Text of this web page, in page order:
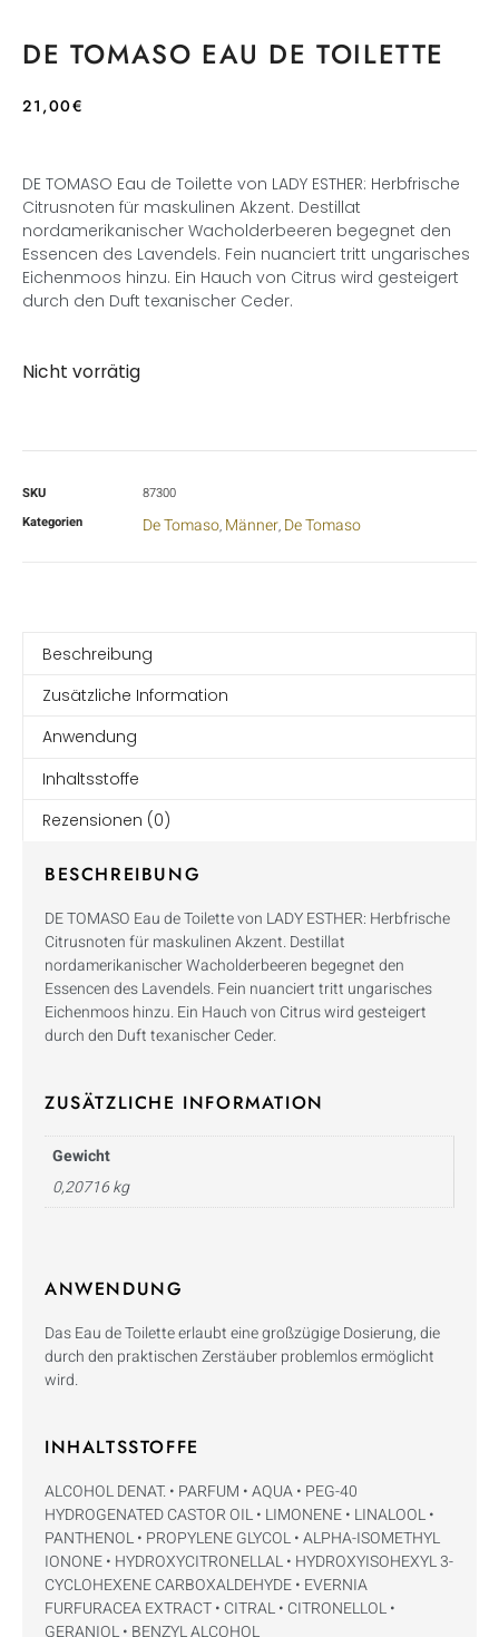
DE TOMASO EAU DE TOILETTE
21,00€
DE TOMASO Eau de Toilette von LADY ESTHER: Herbfrische
Citrusnoten für maskulinen Akzent. Destillat
nordamerikanischer Wacholderbeeren begegnet den
Essencen des Lavendels. Fein nuanciert tritt ungarisches
Eichenmoos hinzu. Ein Hauch von Citrus wird gesteigert
durch den Duft texanischer Ceder.
Nicht vorrätig
SKU
87300
Kategorien
De Tomaso, Männer, De Tomaso
Beschreibung
Zusätzliche Information
Anwendung
Inhaltsstoffe
Rezensionen (0)
BESCHREIBUNG
DE TOMASO Eau de Toilette von LADY ESTHER: Herbfrische
Citrusnoten für maskulinen Akzent. Destillat
nordamerikanischer Wacholderbeeren begegnet den
Essencen des Lavendels. Fein nuanciert tritt ungarisches
Eichenmoos hinzu. Ein Hauch von Citrus wird gesteigert
durch den Duft texanischer Ceder.
ZUSÄTZLICHE INFORMATION
Gewicht
0,20716 kg
ANWENDUNG
Das Eau de Toilette erlaubt eine großzügige Dosierung, die
durch den praktischen Zerstäuber problemlos ermöglicht
wird.
INHALTSSTOFFE
ALCOHOL DENAT. • PARFUM • AQUA • PEG-40
HYDROGENATED CASTOR OIL • LIMONENE • LINALOOL •
PANTHENOL • PROPYLENE GLYCOL • ALPHA-ISOMETHYL
IONONE • HYDROXYCITRONELLAL • HYDROXYISOHEXYL 3-
CYCLOHEXENE CARBOXALDEHYDE • EVERNIA
FURFURACEA EXTRACT • CITRAL • CITRONELLOL •
GERANIOL • BENZYL ALCOHOL